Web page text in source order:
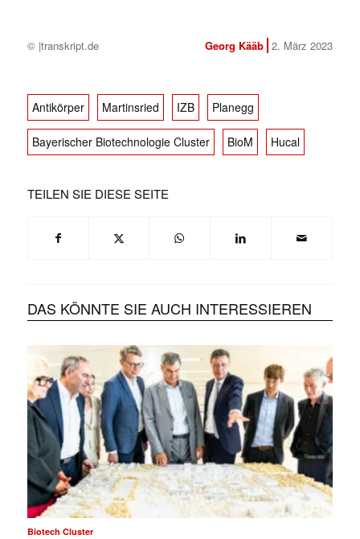
© |transkript.de Georg Kääb 2. März 2023
Antikörper Martinsried IZB Planegg
Bayerischer Biotechnologie Cluster BioM Hucal
TEILEN SIE DIESE SEITE
DAS KÖNNTE SIE AUCH INTERESSIEREN
Biotech Cluster